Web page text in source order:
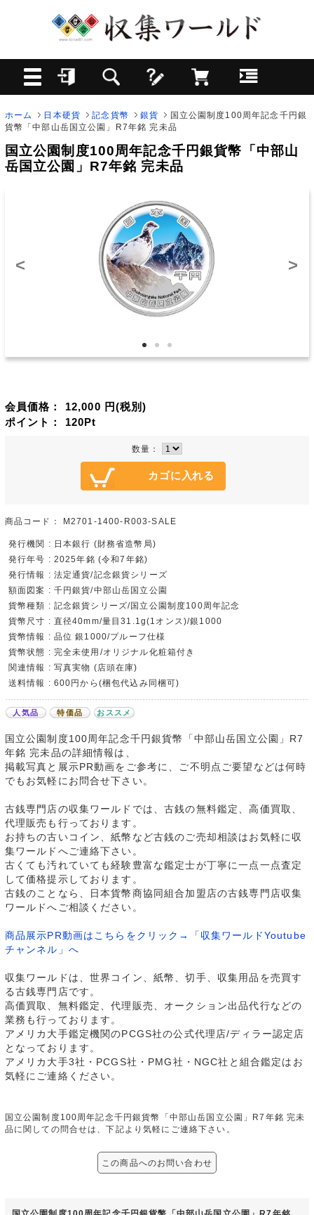
ホーム 日本硬貨 記念貨幣 銀貨
国立公園制度100周年記念千円銀
貨幣「中部山岳国立公園」R7年銘 完未品
国立公園制度100周年記念千円銀貨幣「中部山
岳国立公園」R7年銘 完未品
< >
会員価格： 12,000 円(税別)
ポイント： 120Pt
数量：
商品コード： M2701-1400-R003-SALE
発行機関 : 日本銀行 (財務省造幣局)
発行年号 : 2025年銘 (令和7年銘)
発行情報 : 法定通貨/記念銀貨シリーズ
額面図案 : 千円銀貨/中部山岳国立公園
貨幣種類 : 記念銀貨シリーズ/国立公園制度100周年記念
貨幣尺寸 : 直径40mm/量目31.1g(1オンス)/銀1000
貨幣情報 : 品位 銀1000/プルーフ仕様
貨幣状態 : 完全未使用/オリジナル化粧箱付き
関連情報 : 写真実物 (店頭在庫)
送料情報 : 600円から(梱包代込み同梱可)
人気品 特価品 おススメ
国立公園制度100周年記念千円銀貨幣「中部山岳国立公園」R7
年銘 完未品の詳細情報は、
掲載写真と展示PR動画をご参考に、ご不明点ご要望などは何時
でもお気軽にお問合せ下さい。
古銭専門店の収集ワールドでは、古銭の無料鑑定、高価買取、
代理販売も行っております。
お持ちの古いコイン、紙幣など古銭のご売却相談はお気軽に収
集ワールドへご連絡下さい。
古くても汚れていても経験豊富な鑑定士が丁寧に一点一点査定
して価格提示しております。
古銭のことなら、日本貨幣商協同組合加盟店の古銭専門店収集
ワールドへご相談ください。
商品展示PR動画はこちらをクリック→「収集ワールドYoutube
チャンネル」へ
収集ワールドは、世界コイン、紙幣、切手、収集用品を売買す
る古銭専門店です。
高価買取、無料鑑定、代理販売、オークション出品代行などの
業務も行っております。
アメリカ大手鑑定機関のPCGS社の公式代理店/ディラー認定店
となっております。
アメリカ大手3社・PCGS社・PMG社・NGC社と組合鑑定はお
気軽にご連絡ください。
国立公園制度100周年記念千円銀貨幣「中部山岳国立公園」R7年銘 完未
品に関しての問合せは、下記より気軽にご連絡下さい。
この商品へのお問い合わせ